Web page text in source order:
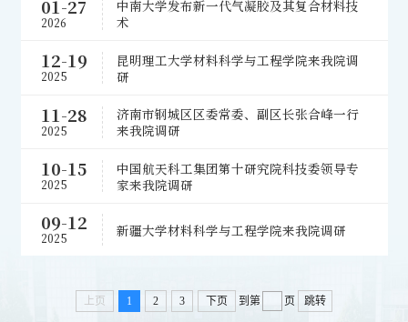
01-27
2026
中南大学发布新一代气凝胶及其复合材料技
术
12-19
2025
昆明理工大学材料科学与工程学院来我院调
研
11-28
2025
济南市钢城区区委常委、副区长张合峰一行
来我院调研
10-15
2025
中国航天科工集团第十研究院科技委领导专
家来我院调研
09-12
2025 新疆大学材料科学与工程学院来我院调研
上页 1 2 3 下页 到第 页 跳转